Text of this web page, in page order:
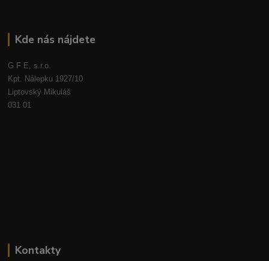
Kde nás nájdete
G F E, s.r.o.
Kpt. Nálepku 1927/10
Liptovský Mikuláš
031 01
Kontakty